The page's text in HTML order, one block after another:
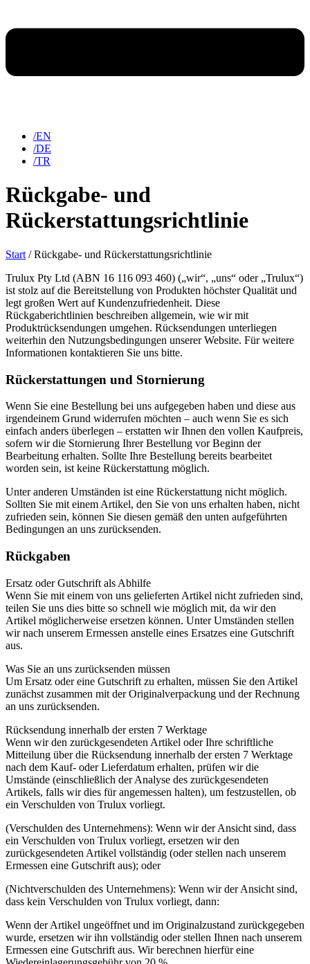
/EN
/DE
/TR
Rückgabe- und
Rückerstattungsrichtlinie
Start / Rückgabe- und Rückerstattungsrichtlinie
Trulux Pty Ltd (ABN 16 116 093 460) („wir“, „uns“ oder „Trulux“)
ist stolz auf die Bereitstellung von Produkten höchster Qualität und
legt großen Wert auf Kundenzufriedenheit. Diese
Rückgaberichtlinien beschreiben allgemein, wie wir mit
Produktrücksendungen umgehen. Rücksendungen unterliegen
weiterhin den Nutzungsbedingungen unserer Website. Für weitere
Informationen kontaktieren Sie uns bitte.
Rückerstattungen und Stornierung
Wenn Sie eine Bestellung bei uns aufgegeben haben und diese aus
irgendeinem Grund widerrufen möchten – auch wenn Sie es sich
einfach anders überlegen – erstatten wir Ihnen den vollen Kaufpreis,
sofern wir die Stornierung Ihrer Bestellung vor Beginn der
Bearbeitung erhalten. Sollte Ihre Bestellung bereits bearbeitet
worden sein, ist keine Rückerstattung möglich.
Unter anderen Umständen ist eine Rückerstattung nicht möglich.
Sollten Sie mit einem Artikel, den Sie von uns erhalten haben, nicht
zufrieden sein, können Sie diesen gemäß den unten aufgeführten
Bedingungen an uns zurücksenden.
Rückgaben
Ersatz oder Gutschrift als Abhilfe
Wenn Sie mit einem von uns gelieferten Artikel nicht zufrieden sind,
teilen Sie uns dies bitte so schnell wie möglich mit, da wir den
Artikel möglicherweise ersetzen können. Unter Umständen stellen
wir nach unserem Ermessen anstelle eines Ersatzes eine Gutschrift
aus.
Was Sie an uns zurücksenden müssen
Um Ersatz oder eine Gutschrift zu erhalten, müssen Sie den Artikel
zunächst zusammen mit der Originalverpackung und der Rechnung
an uns zurücksenden.
Rücksendung innerhalb der ersten 7 Werktage
Wenn wir den zurückgesendeten Artikel oder Ihre schriftliche
Mitteilung über die Rücksendung innerhalb der ersten 7 Werktage
nach dem Kauf- oder Lieferdatum erhalten, prüfen wir die
Umstände (einschließlich der Analyse des zurückgesendeten
Artikels, falls wir dies für angemessen halten), um festzustellen, ob
ein Verschulden von Trulux vorliegt.
(Verschulden des Unternehmens): Wenn wir der Ansicht sind, dass
ein Verschulden von Trulux vorliegt, ersetzen wir den
zurückgesendeten Artikel vollständig (oder stellen nach unserem
Ermessen eine Gutschrift aus); oder
(Nichtverschulden des Unternehmens): Wenn wir der Ansicht sind,
dass kein Verschulden von Trulux vorliegt, dann:
Wenn der Artikel ungeöffnet und im Originalzustand zurückgegeben
wurde, ersetzen wir ihn vollständig oder stellen Ihnen nach unserem
Ermessen eine Gutschrift aus. Wir berechnen hierfür eine